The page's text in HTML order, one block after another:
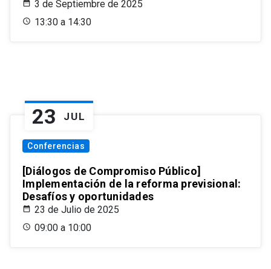
3 de Septiembre de 2025
13:30 a 14:30
23 JUL
Conferencias
[Diálogos de Compromiso Público]
Implementación de la reforma previsional:
Desafíos y oportunidades
23 de Julio de 2025
09:00 a 10:00